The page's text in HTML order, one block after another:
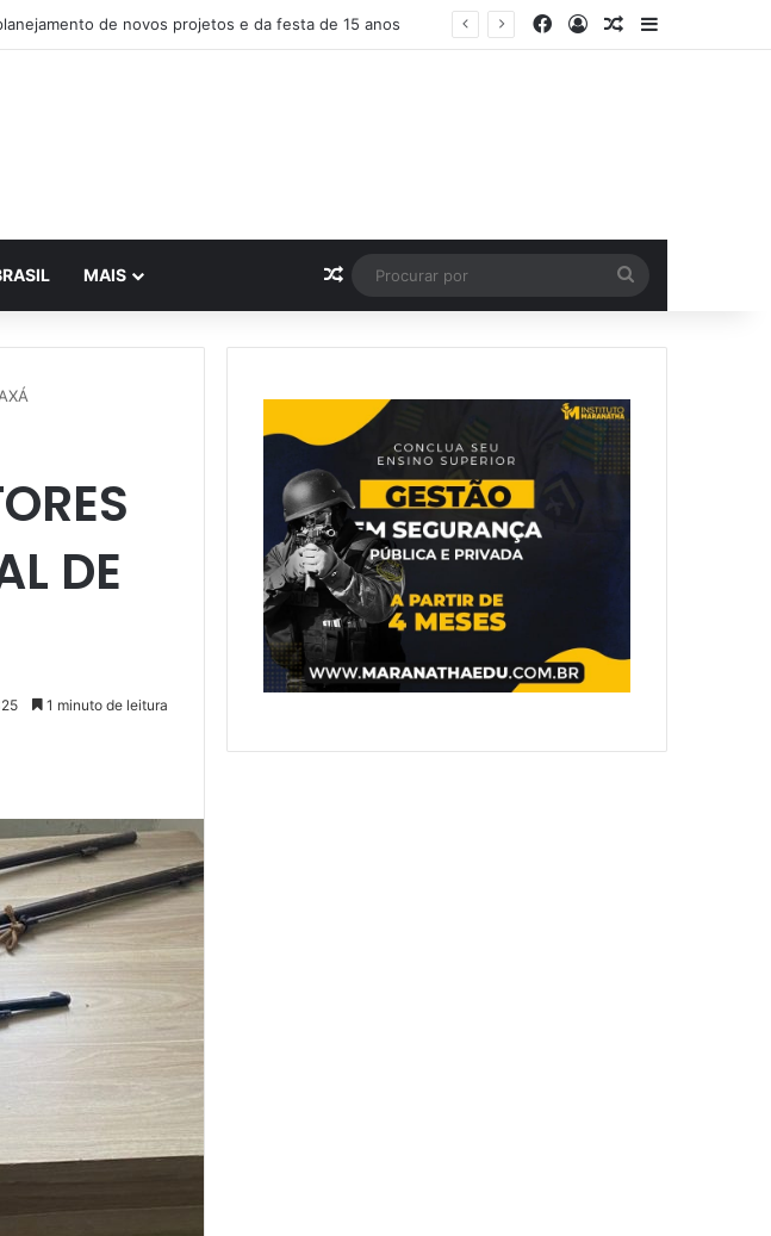
de novos projetos e da festa de 15 anos Facebook
EntrarArtigo aleatório
Barra Lateral
MAIS Artigo aleatório
por
DE
1 minuto de leitura